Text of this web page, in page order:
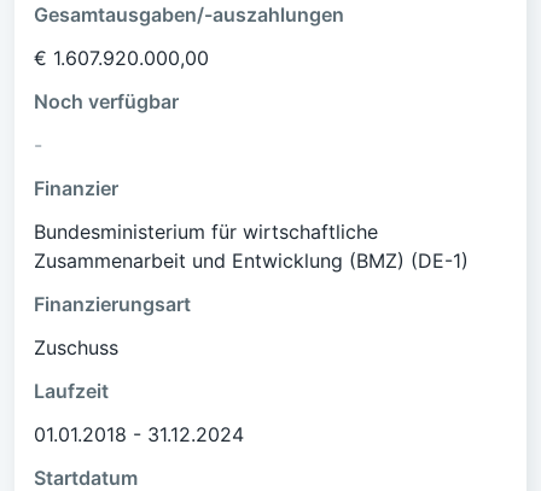
Gesamtausgaben/-auszahlungen
€ 1.607.920.000,00
Noch verfügbar
-
Finanzier
Bundesministerium für wirtschaftliche
Zusammenarbeit und Entwicklung (BMZ) (DE-1)
Finanzierungsart
Zuschuss
Laufzeit
01.01.2018 - 31.12.2024
Startdatum